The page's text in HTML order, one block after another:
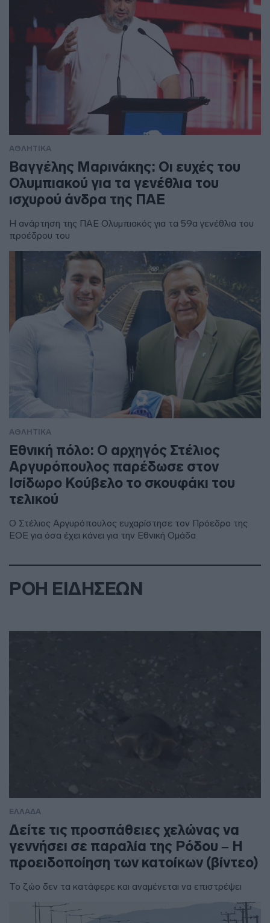
ΑΘΛΗΤΙΚΑ
Βαγγέλης Μαρινάκης: Οι ευχές του
Ολυμπιακού για τα γενέθλια του
ισχυρού άνδρα της ΠΑΕ
Η ανάρτηση της ΠΑΕ Ολυμπιακός για τα 59α γενέθλια του
προέδρου του
ΑΘΛΗΤΙΚΑ
Εθνική πόλο: Ο αρχηγός Στέλιος
Αργυρόπουλος παρέδωσε στον
Ισίδωρο Κούβελο το σκουφάκι του
τελικού
Ο Στέλιος Αργυρόπουλος ευχαρίστησε τον Πρόεδρο της
ΕΟΕ για όσα έχει κάνει για την Εθνική Ομάδα
ΡΟΗ ΕΙΔΗΣΕΩΝ
ΕΛΛΑΔΑ
Δείτε τις προσπάθειες χελώνας να
γεννήσει σε παραλία της Ρόδου – Η
προειδοποίηση των κατοίκων (βίντεο)
Το ζώο δεν τα κατάφερε και αναμένεται να επιστρέψει